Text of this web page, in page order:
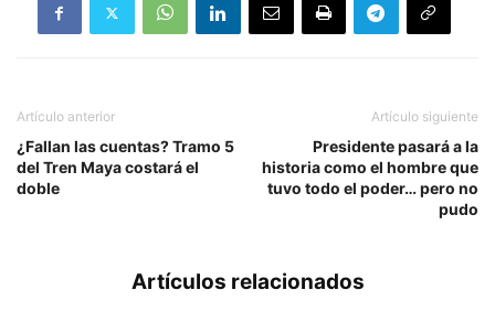
Artículo anterior
¿Fallan las cuentas? Tramo 5
del Tren Maya costará el
doble
Artículo siguiente
Presidente pasará a la
historia como el hombre que
tuvo todo el poder… pero no
pudo
Artículos relacionados